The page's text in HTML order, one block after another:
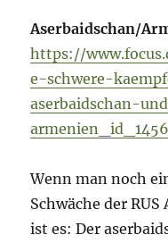
Aserbaidschan/
https://
e-schwere-
aserbaidschan-
Wenn man noch
Schwäche der
ist es: Der